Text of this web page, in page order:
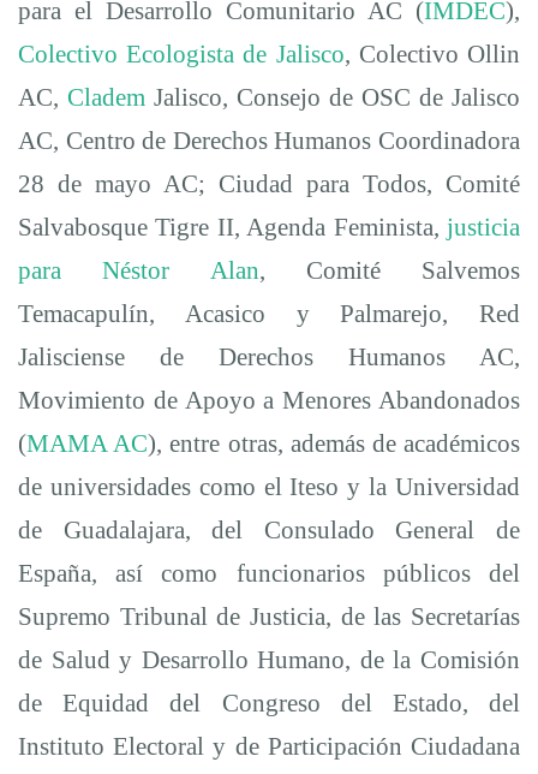
para el Desarrollo Comunitario AC (IMDEC),
Colectivo Ecologista de Jalisco, Colectivo Ollin
AC, Cladem Jalisco, Consejo de OSC de Jalisco
AC, Centro de Derechos Humanos Coordinadora
28 de mayo AC; Ciudad para Todos, Comité
Salvabosque Tigre II, Agenda Feminista, justicia
para Néstor Alan, Comité Salvemos
Temacapulín, Acasico y Palmarejo, Red
Jalisciense de Derechos Humanos AC,
Movimiento de Apoyo a Menores Abandonados
(MAMA AC), entre otras, además de académicos
de universidades como el Iteso y la Universidad
de Guadalajara, del Consulado General de
España, así como funcionarios públicos del
Supremo Tribunal de Justicia, de las Secretarías
de Salud y Desarrollo Humano, de la Comisión
de Equidad del Congreso del Estado, del
Instituto Electoral y de Participación Ciudadana